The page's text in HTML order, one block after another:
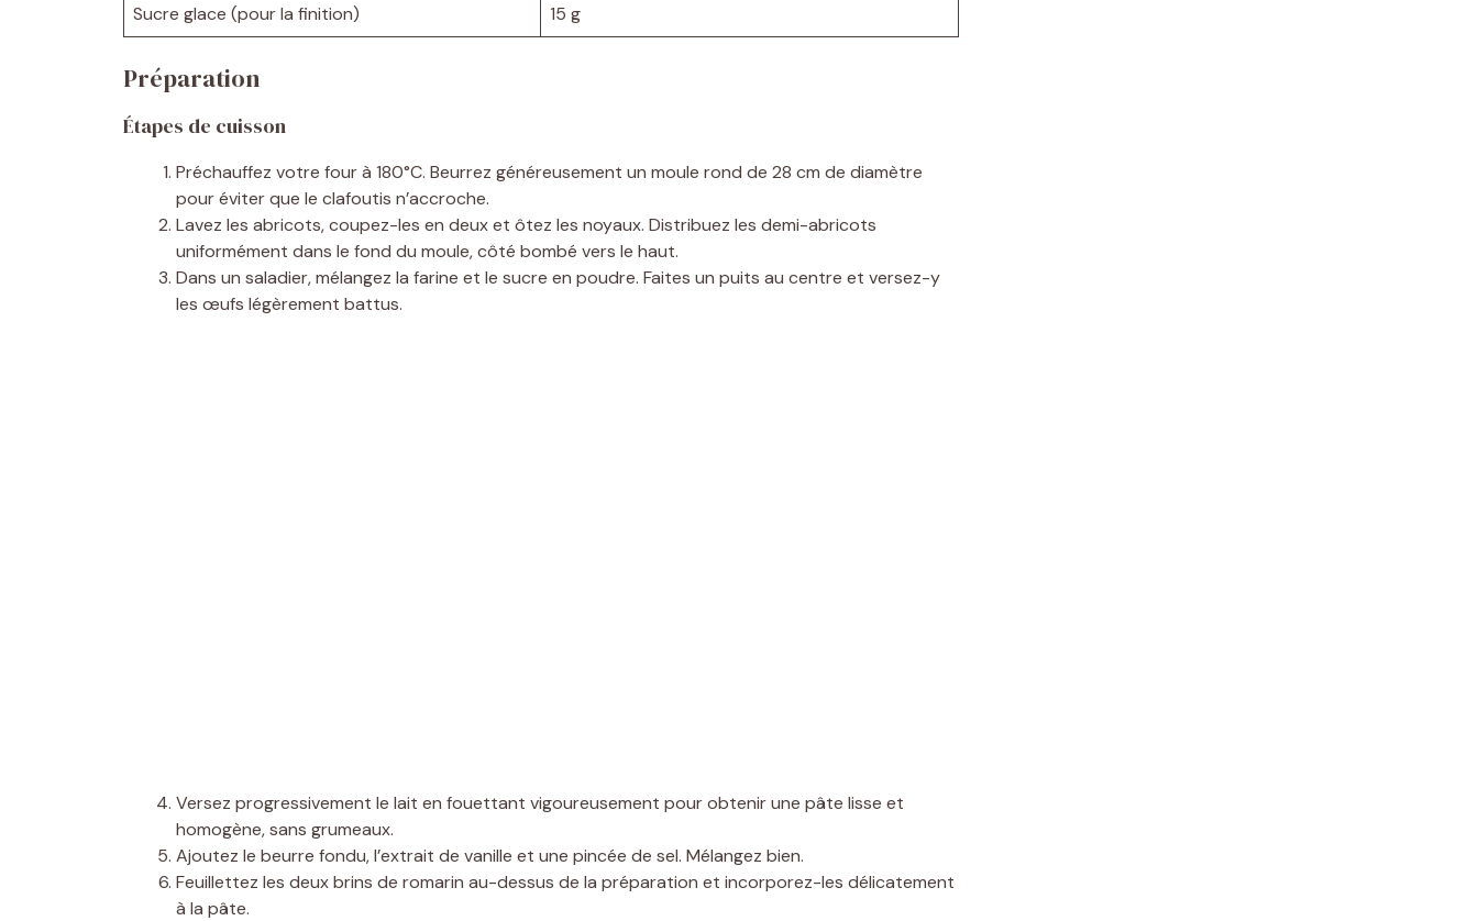
Sucre glace (pour la finition)
15 g
Préparation
Étapes de cuisson
Préchauffez votre four à 180°C. Beurrez généreusement un moule rond de 28 cm de diamètre
pour éviter que le clafoutis n’accroche.
Lavez les abricots, coupez-les en deux et ôtez les noyaux. Distribuez les demi-abricots
uniformément dans le fond du moule, côté bombé vers le haut.
Dans un saladier, mélangez la farine et le sucre en poudre. Faites un puits au centre et versez-y
les œufs légèrement battus.
Versez progressivement le lait en fouettant vigoureusement pour obtenir une pâte lisse et
homogène, sans grumeaux.
Ajoutez le beurre fondu, l’extrait de vanille et une pincée de sel. Mélangez bien.
Feuillettez les deux brins de romarin au-dessus de la préparation et incorporez-les délicatement
à la pâte.